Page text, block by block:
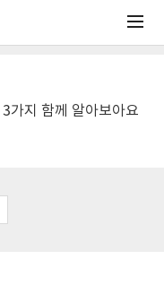
가지 함께 알아보아요